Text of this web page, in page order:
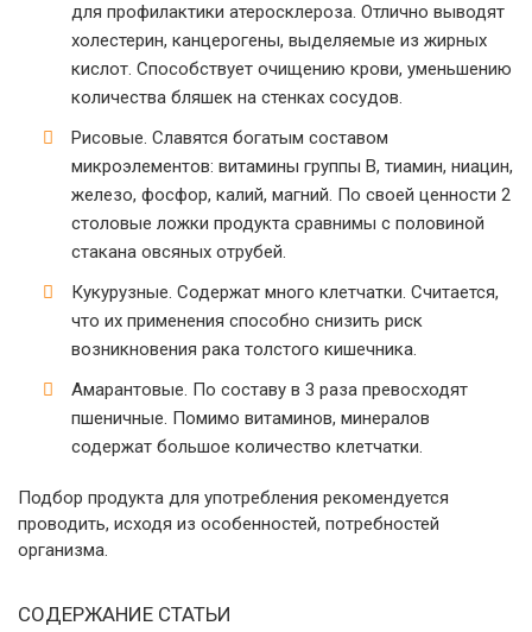
для профилактики атеросклероза. Отлично выводят
холестерин, канцерогены, выделяемые из жирных
кислот. Способствует очищению крови, уменьшению
количества бляшек на стенках сосудов.
Рисовые. Славятся богатым составом
микроэлементов: витамины группы В, тиамин, ниацин,
железо, фосфор, калий, магний. По своей ценности 2
столовые ложки продукта сравнимы с половиной
стакана овсяных отрубей.
Кукурузные. Содержат много клетчатки. Считается,
что их применения способно снизить риск
возникновения рака толстого кишечника.
Амарантовые. По составу в 3 раза превосходят
пшеничные. Помимо витаминов, минералов
содержат большое количество клетчатки.
Подбор продукта для употребления рекомендуется
проводить, исходя из особенностей, потребностей
организма.
СОДЕРЖАНИЕ СТАТЬИ